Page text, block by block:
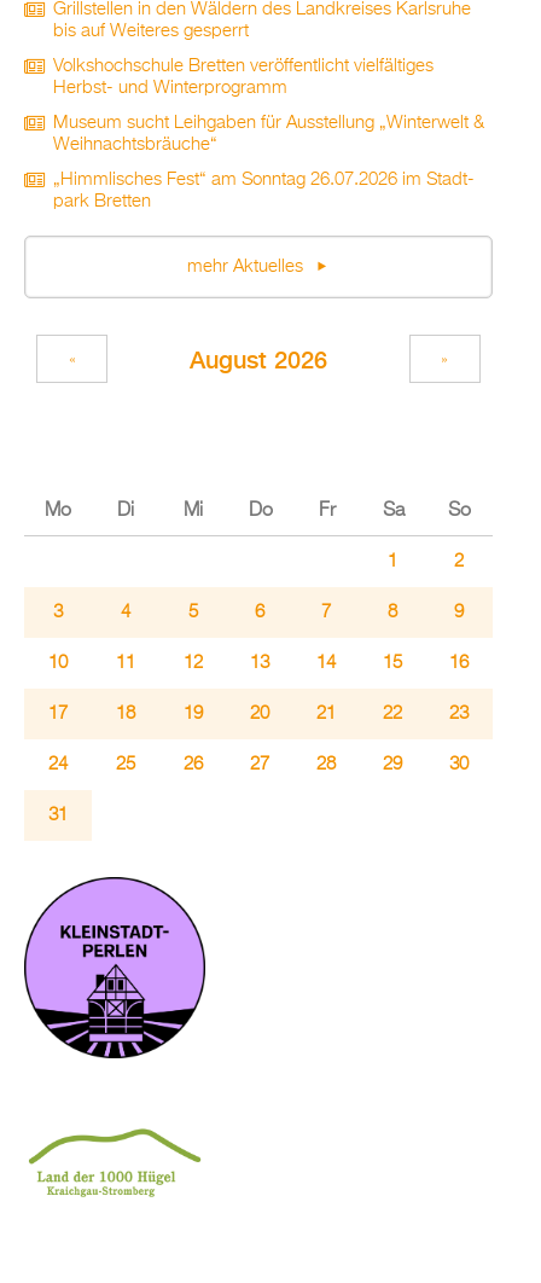
Grill­stel­len in den Wäl­dern des Land­krei­ses Karls­ru­he
bis auf Wei­te­res ge­sperrt
Volks­hoch­schu­le Brett­en ver­öf­fent­licht viel­fäl­ti­ges
Herbst- und Win­ter­pro­gramm
Mu­se­um sucht Leih­ga­ben für Aus­stel­lung „Win­ter­welt &
Weih­nachts­bräu­che“
„Himm­li­sches Fest“ am Sonn­tag 26.07.2026 im Stadt­
park Brett­en
mehr Ak­tu­el­les
Au­gust 2026
« »
Mo Di Mi Do Fr Sa So
1 2
3 4 5 6 7 8 9
10 11 12 13 14 15 16
17 18 19 20 21 22 23
24 25 26 27 28 29 30
31